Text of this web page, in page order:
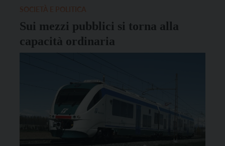
Sui mezzi pubblici si torna alla
capacità ordinaria